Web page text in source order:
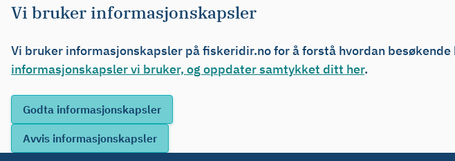
Vi bruker informasjonskapsler
Vi bruker informasjonskapsler på fiskeridir.no for å forstå hvordan
informasjonskapsler vi bruker, og oppdater samtykket ditt her.